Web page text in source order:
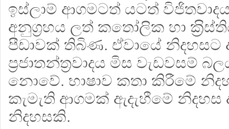
ඉස්ලාම් ආගමටත් යටත් විජිතවාදය
අනුග‍්‍රහය ලත් කතෝලික හා
පීඩාවක් තිබිණ. ඒවායේ නිදහසට
ප‍්‍රජාතන්ත‍්‍රවාදය මිස වැඩවසම්
නොවේ. භාෂාව කතා කිරීමේ
කැමැති ආගමක් ඇදැහීමේ නිදහස ද
නිදහසකි.